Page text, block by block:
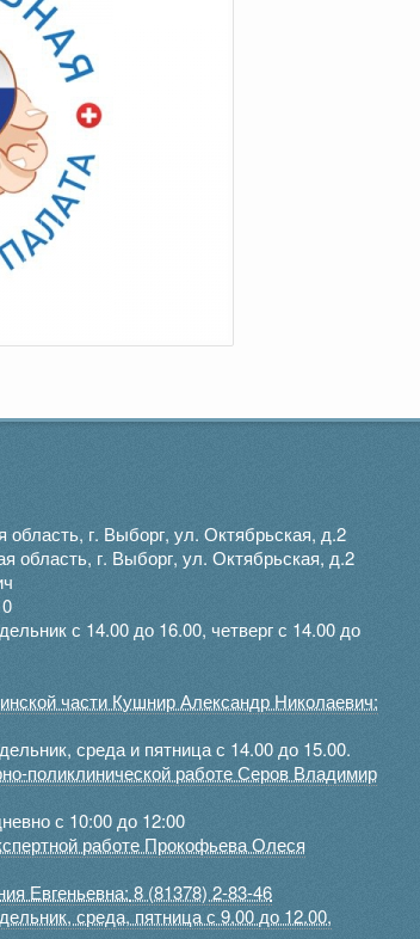
область, г. Выборг, ул. Октябрьская, д.2
область, г. Выборг, ул. Октябрьская, д.2
с 14.00 до 16.00, четверг с 14.00 до
части Кушнир Александр Николаевич:
среда и пятница с 14.00 до 15.00.
поликлинической работе Серов Владимир
с 10:00 до 12:00
работе Прокофьева Олеся
Евгеньевна: 8 (81378) 2-83-46
среда, пятница с 9.00 до 12.00,